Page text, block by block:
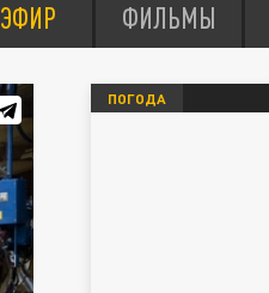
ЭФИР ФИЛЬМЫ
ПОГОДА